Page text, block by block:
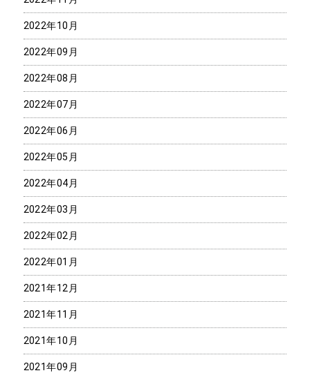
2022年10月
2022年09月
2022年08月
2022年07月
2022年06月
2022年05月
2022年04月
2022年03月
2022年02月
2022年01月
2021年12月
2021年11月
2021年10月
2021年09月